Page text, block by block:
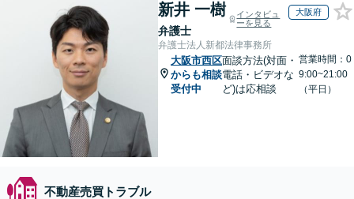
新井 一樹
弁護士
インタビュ
ーを見る
大阪府
弁護士法人新都法律事務所
大阪市西区
からも相談
受付中
面談方法(対面・
電話・ビデオな
ど)は応相談
営業時間：0
9:00~21:00
（平日）
不動産売買トラブル